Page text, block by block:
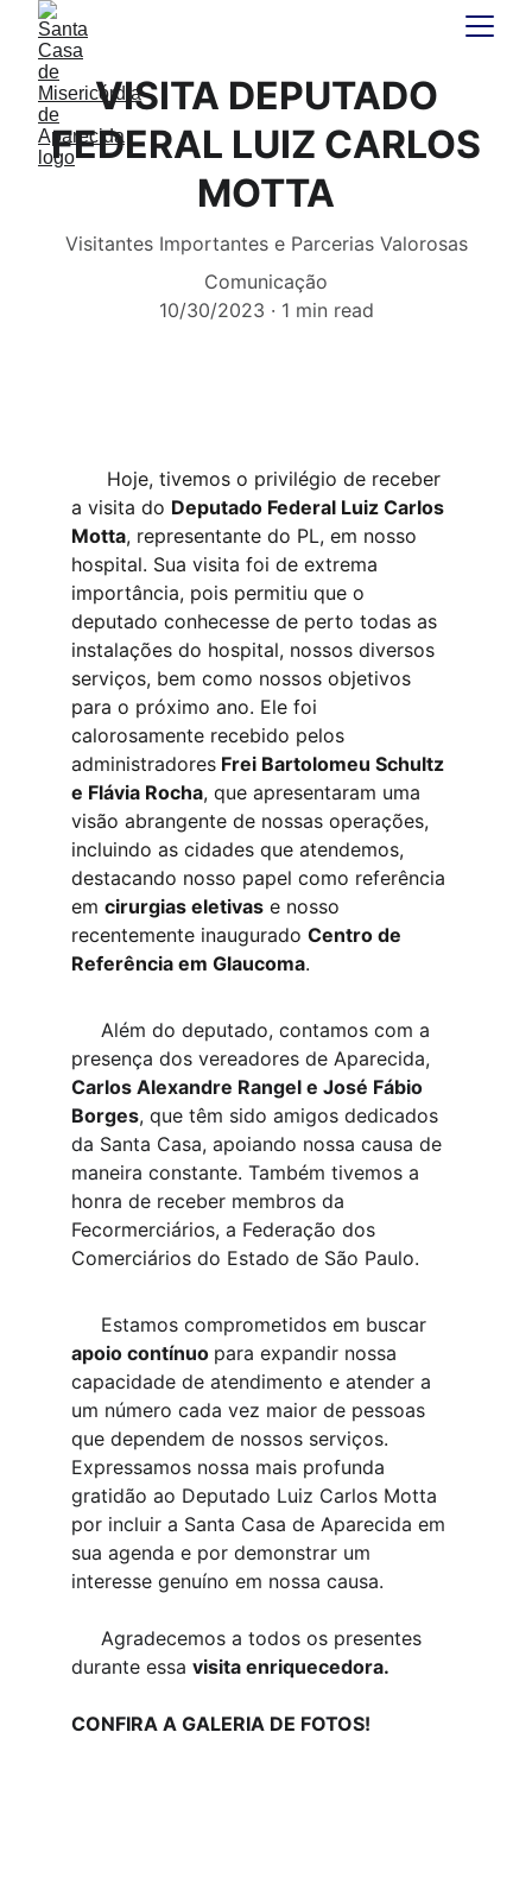
VISITA DEPUTADO
FEDERAL LUIZ CARLOS
MOTTA
Visitantes Importantes e Parcerias Valorosas
Comunicação
10/30/2023
1 min read
Hoje, tivemos o privilégio de receber
a visita do Deputado Federal Luiz Carlos
Motta, representante do PL, em nosso
hospital. Sua visita foi de extrema
importância, pois permitiu que o
deputado conhecesse de perto todas as
instalações do hospital, nossos diversos
serviços, bem como nossos objetivos
para o próximo ano. Ele foi
calorosamente recebido pelos
administradores Frei Bartolomeu Schultz
e Flávia Rocha, que apresentaram uma
visão abrangente de nossas operações,
incluindo as cidades que atendemos,
destacando nosso papel como referência
em cirurgias eletivas e nosso
recentemente inaugurado Centro de
Referência em Glaucoma.
presença dos vereadores de Aparecida,
Carlos Alexandre Rangel e José Fábio
Borges, que têm sido amigos dedicados
da Santa Casa, apoiando nossa causa de
maneira constante. Também tivemos a
honra de receber membros da
Fecormerciários, a Federação dos
Comerciários do Estado de São Paulo.
     Estamos comprometidos em buscar
apoio contínuo para expandir nossa
capacidade de atendimento e atender a
um número cada vez maior de pessoas
que dependem de nossos serviços.
Expressamos nossa mais profunda
gratidão ao Deputado Luiz Carlos Motta
por incluir a Santa Casa de Aparecida em
sua agenda e por demonstrar um
interesse genuíno em nossa causa.
durante essa visita enriquecedora.
CONFIRA A GALERIA DE FOTOS!